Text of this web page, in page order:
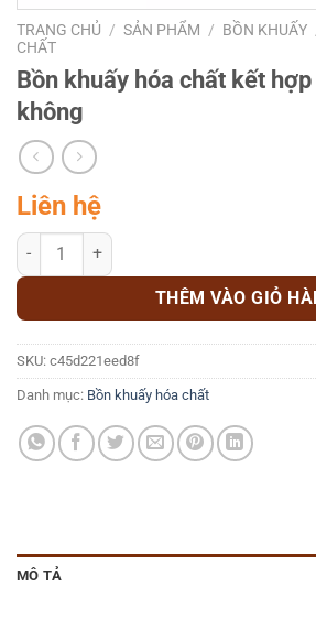
TRANG CHỦ / SẢN PHẨM / BỒN KHUẤY
CHẤT
Bồn khuấy hóa chất kết
không
Liên hệ
Bồn khuấy hóa chất kết hợp bơm hút chân
THÊM VÀO GIỎ
SKU: c45d221eed8f
Danh mục: Bồn khuấy hóa chất
MÔ TẢ